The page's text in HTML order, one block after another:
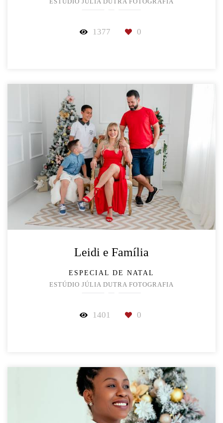
1377 0
Leidi e Família
ESPECIAL DE NATAL
ESTÚDIO JÚLIA DUTRA FOTOGRAFIA
1401 0